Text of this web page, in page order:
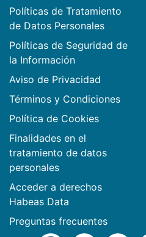
Políticas de Tratamiento
de Datos Personales
Políticas de Seguridad de
la Información
Aviso de Privacidad
Términos y Condiciones
Política de Cookies
Finalidades en el
tratamiento de datos
personales
Acceder a derechos
Habeas Data
Preguntas frecuentes